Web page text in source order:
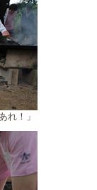
れ！」